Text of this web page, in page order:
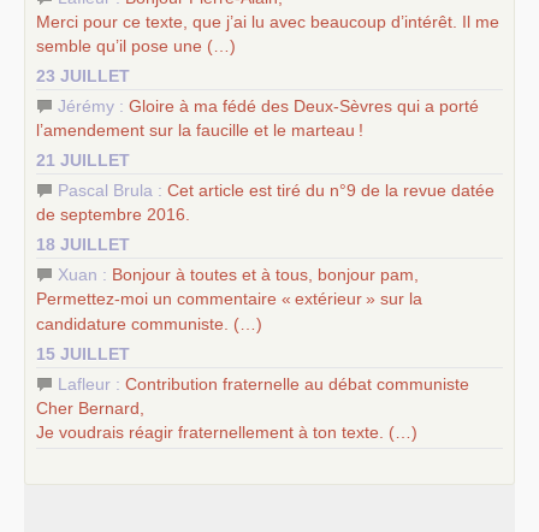
Merci pour ce texte, que j’ai lu avec beaucoup d’intérêt. Il me
semble qu’il pose une (…)
23 JUILLET
Jérémy : Gloire à ma fédé des Deux-Sèvres qui a porté
l’amendement sur la faucille et le marteau !
21 JUILLET
Pascal Brula : Cet article est tiré du n°9 de la revue datée
de septembre 2016.
18 JUILLET
Xuan : Bonjour à toutes et à tous, bonjour pam,
Permettez-moi un commentaire « extérieur» sur la
candidature communiste. (…)
15 JUILLET
Lafleur : Contribution fraternelle au débat communiste
Cher Bernard,
Je voudrais réagir fraternellement à ton texte. (…)